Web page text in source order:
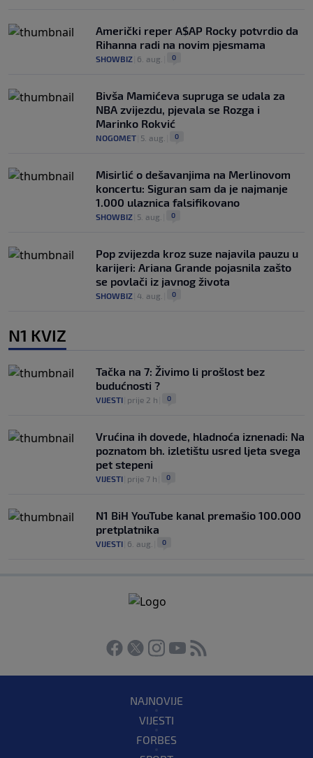
Američki reper A$AP Rocky potvrdio da
Rihanna radi na novim pjesmama
SHOWBIZ 6. aug. 0
Bivša Mamićeva supruga se udala za
NBA zvijezdu, pjevala se Rozga i
Marinko Rokvić
NOGOMET 5. aug. 0
Misirlić o dešavanjima na Merlinovom
koncertu: Siguran sam da je najmanje
1.000 ulaznica falsifikovano
SHOWBIZ 5. aug. 0
Pop zvijezda kroz suze najavila pauzu u
karijeri: Ariana Grande pojasnila zašto
se povlači iz javnog života
SHOWBIZ 4. aug. 0
N1 KVIZ
Tačka na 7: Živimo li prošlost bez
budućnosti ?
VIJESTI prije 2 h 0
Vrućina ih dovede, hladnoća iznenadi: Na
poznatom bh. izletištu usred ljeta svega
pet stepeni
VIJESTI prije 7 h 0
N1 BiH YouTube kanal premašio 100.000
pretplatnika
VIJESTI 6. aug. 0
NAJNOVIJE
VIJESTI
FORBES